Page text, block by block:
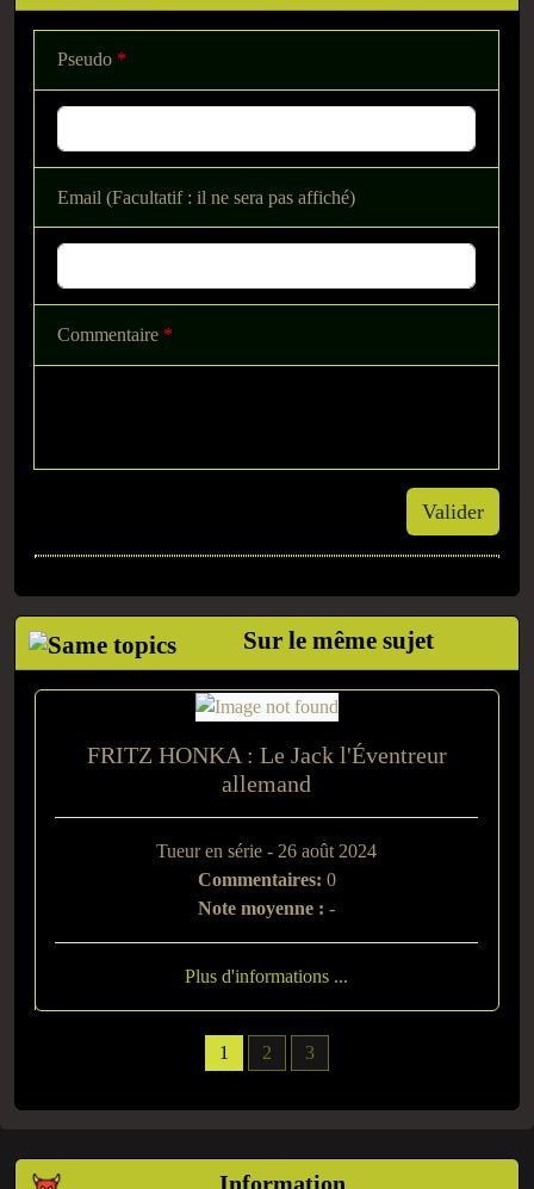
Information
Pseudo *
Email (Facultatif : il ne sera pas affiché)
Commentaire *
Valider
Sur le même sujet
1 2 3
FRITZ HONKA : Le Jack l'Éventreur
allemand
Tueur en série - 26 août 2024
Commentaires: 0
Note moyenne : -
Plus d'informations ...